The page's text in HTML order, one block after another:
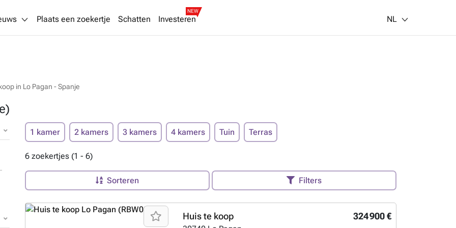
Plaats een zoekertje Schatten Investeren
NEW
NL
in Lo Pagan - Spanje
1 kamer 2 kamers 3 kamers 4 kamers Tuin Terras
6 zoekertjes (1 - 6)
Sorteren Filters
324 900 €
Huis te koop